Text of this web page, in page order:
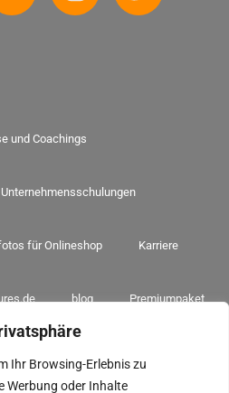
Ihr Browsing-Erlebnis zu
Werbung oder Inhalte
und Coachings
Unternehmensschulungen
für Onlineshop Karriere
blog Premiumpaket